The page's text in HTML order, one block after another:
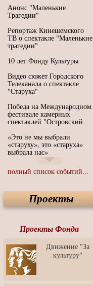
Анонс "Маленькие
Трагедии"
Репортаж Кинешемского
ТВ о спектакле "Маленькие
трагедии"
10 лет Фонду Культуры
Видео сюжет Городского
Телеканала о спектакле
"Старуха"
Победа на Международном
фестивале камерных
спектаклей "Островский
«Это не мы выбрали
«старуху», это «старуха»
выбрала нас»
Иммерсивный спектакль
"Язык чистого полета
Спектакль "Крик" в Музее
Современного Искусства
современного искусства от
Медиа-школа "ФОКУС"
Моноспектакль
"Вертинский. Исповедь
Барона"
полный список событий...
Проекты
Проекты Фонда
Движение "За
культуру"